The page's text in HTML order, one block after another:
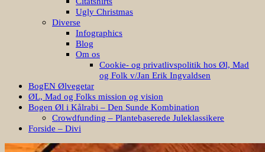
Ugly Christmas
Diverse
Infographics
Blog
Om os
Cookie- og privatlivspolitik hos Øl, Mad
og Folk v/Jan Erik Ingvaldsen
BogEN Ølvegetar
ØL, Mad og Folks mission og vision
Bogen Øl i Kålrabi – Den Sunde Kombination
Crowdfunding – Plantebaserede Juleklassikere
Forside – Divi